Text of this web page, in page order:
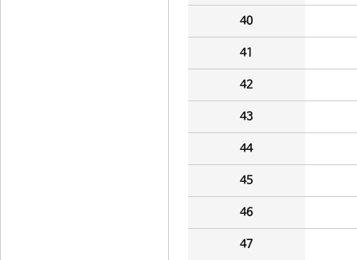
40
41
42
43
44
45
46
47